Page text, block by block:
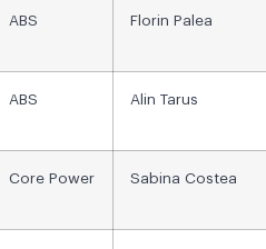
ABS Florin Palea
ABS Alin Tarus
Core Power Sabina Costea